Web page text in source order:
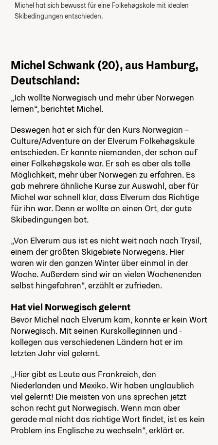
Michel hat sich bewusst für eine Folkehøgskole mit idealen
Skibedingungen entschieden.
Michel Schwank (20), aus Hamburg,
Deutschland:
„Ich wollte Norwegisch und mehr über Norwegen
lernen“, berichtet Michel.
Deswegen hat er sich für den Kurs Norwegian –
Culture/Adventure an der Elverum Folkehøgskule
entschieden. Er kannte niemanden, der schon auf
einer Folkehøgskole war. Er sah es aber als tolle
Möglichkeit, mehr über Norwegen zu erfahren. Es
gab mehrere ähnliche Kurse zur Auswahl, aber für
Michel war schnell klar, dass Elverum das Richtige
für ihn war. Denn er wollte an einen Ort, der gute
Skibedingungen bot.
„Von Elverum aus ist es nicht weit nach nach Trysil,
einem der größten Skigebiete Norwegens. Hier
waren wir den ganzen Winter über einmal in der
Woche. Außerdem sind wir an vielen Wochenenden
selbst hingefahren“, erzählt er zufrieden.
Hat viel Norwegisch gelernt
Bevor Michel nach Elverum kam, konnte er kein Wort
Norwegisch. Mit seinen Kurskolleginnen und -
kollegen aus verschiedenen Ländern hat er im
letzten Jahr viel gelernt.
„Hier gibt es Leute aus Frankreich, den
Niederlanden und Mexiko. Wir haben unglaublich
viel gelernt! Die meisten von uns sprechen jetzt
schon recht gut Norwegisch. Wenn man aber
gerade mal nicht das richtige Wort findet, ist es kein
Problem ins Englische zu wechseln“, erklärt er.